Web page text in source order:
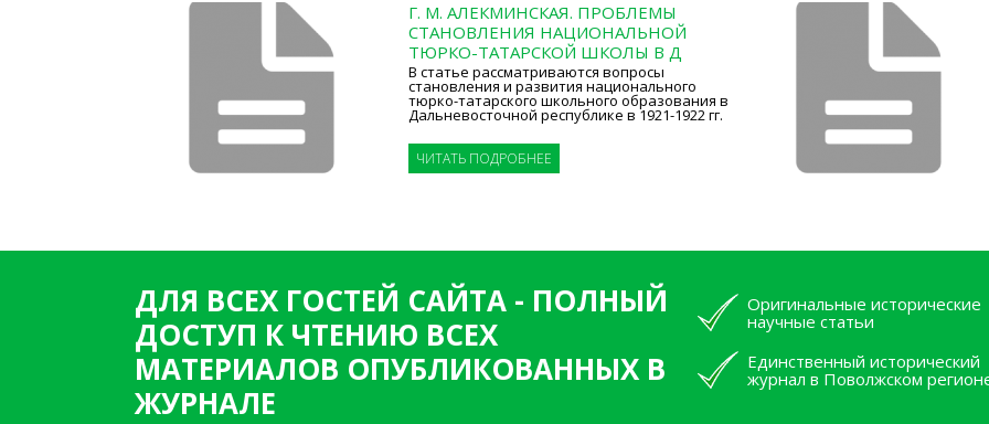
Г. М. АЛЕКМИНСКАЯ. ПРОБЛЕМЫ
СТАНОВЛЕНИЯ НАЦИОНАЛЬНОЙ
ТЮРКО-ТАТАРСКОЙ ШКОЛЫ В Д
В статье рассматриваются вопросы
становления и развития национального
тюрко-татарского школьного образования в
Дальневосточной республике в 1921-1922 гг.
ЧИТАТЬ ПОДРОБНЕЕ
ДЛЯ ВСЕХ ГОСТЕЙ САЙТА - ПОЛНЫЙ
ДОСТУП К ЧТЕНИЮ ВСЕХ
МАТЕРИАЛОВ ОПУБЛИКОВАННЫХ В
ЖУРНАЛЕ
Оригинальные исторические
научные статьи
Единственный исторический
журнал в Поволжском